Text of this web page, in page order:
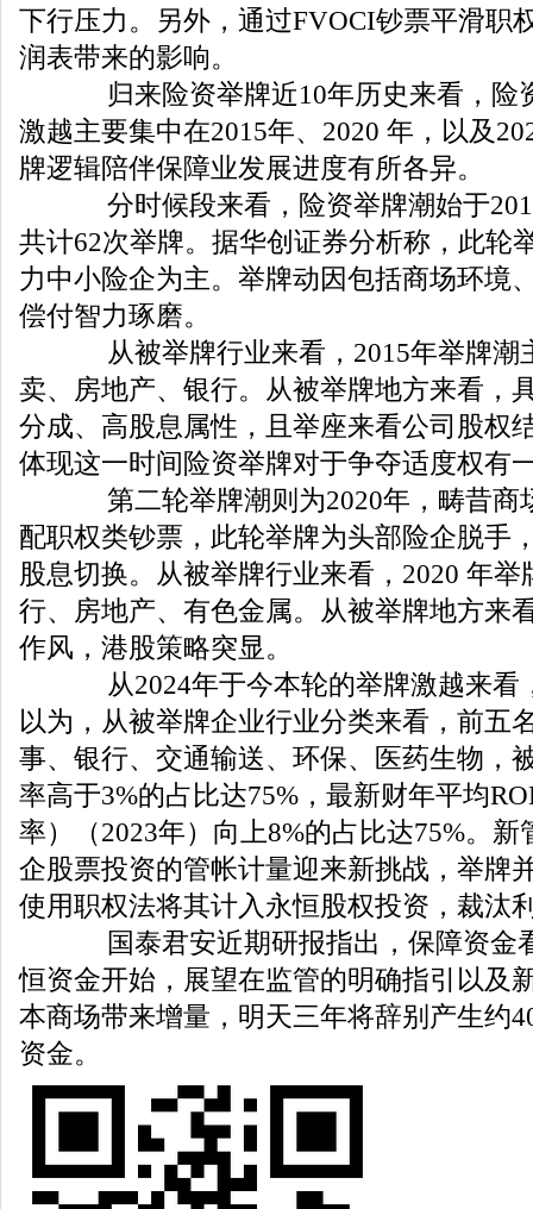
下行压力。另外，通过FVOCI钞票平滑职
润表带来的影响。
归来险资举牌近10年历史来看，险
激越主要集中在2015年、2020 年，以及
牌逻辑陪伴保障业发展进度有所各异。
分时候段来看，险资举牌潮始于
共计62次举牌。据华创证券分析称，此轮
力中小险企为主。举牌动因包括商场环境
偿付智力琢磨。
从被举牌行业来看，2015年举牌潮
卖、房地产、银行。从被举牌地方来看，
分成、高股息属性，且举座来看公司股权
体现这一时间险资举牌对于争夺适度权有
第二轮举牌潮则为2020年，畴昔商
配职权类钞票，此轮举牌为头部险企脱手
股息切换。从被举牌行业来看，2020 年举
行、房地产、有色金属。从被举牌地方来
作风，港股策略突显。
从2024年于今本轮的举牌激越来看
以为，从被举牌企业行业分类来看，前五
事、银行、交通输送、环保、医药生物，
率高于3%的占比达75%，最新财年平均
率）（2023年）向上8%的占比达75%。新
企股票投资的管帐计量迎来新挑战，举牌
使用职权法将其计入永恒股权投资，裁汰
国泰君安近期研报指出，保障资金
恒资金开始，展望在监管的明确指引以及
本商场带来增量，明天三年将辞别产生约
资金。